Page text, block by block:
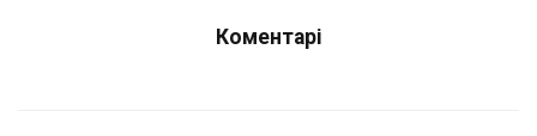
Коментарі